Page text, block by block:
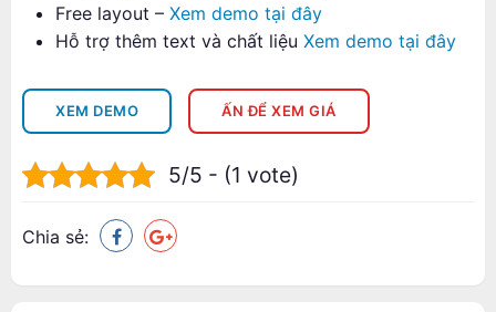
Free layout – Xem demo tại đây
Hỗ trợ thêm text và chất liệu Xem demo tại đây
XEM DEMO ẤN ĐỂ XEM GIÁ
5/5 - (1 vote)
Chia sẻ: